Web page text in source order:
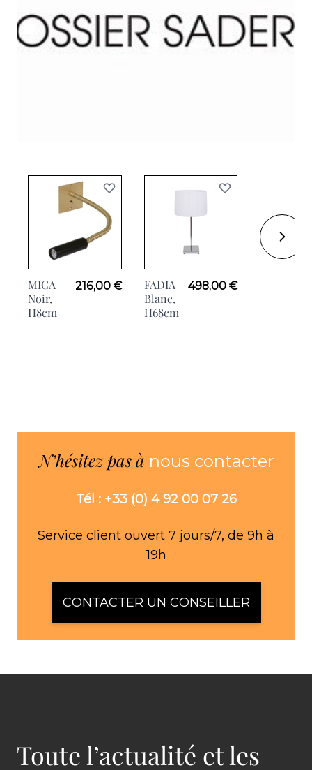
MICA
Noir,
H8cm
216,00 €
FADIA
Blanc,
H68cm
498,00 €
N’hésitez pas à nous contacter
Tél : +33 (0) 4 92 00 07 26
Service client ouvert 7 jours/7, de 9h à
19h
CONTACTER UN CONSEILLER
Toute l’actualité et les